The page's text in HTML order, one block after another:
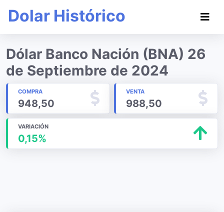
Dolar Histórico
Dólar Banco Nación (BNA) 26
de Septiembre de 2024
COMPRA
948,50
VENTA
988,50
VARIACIÓN
0,15%